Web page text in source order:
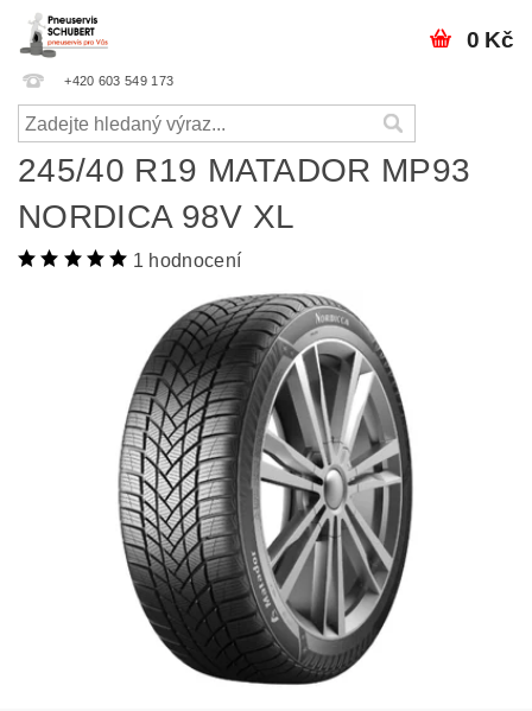
+420 603 549 173
0 Kč
245/40 R19 MATADOR MP93
NORDICA 98V XL
1 hodnocení